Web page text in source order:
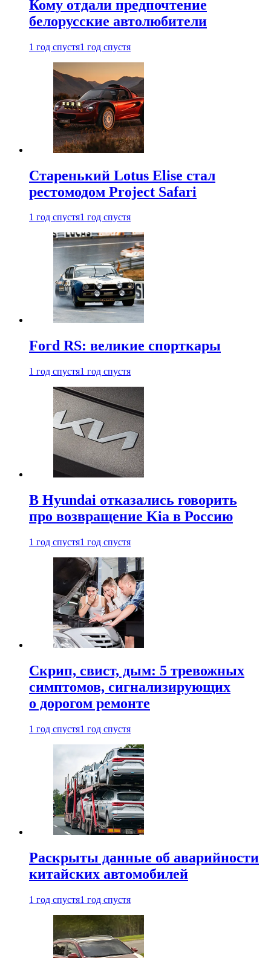
Кому отдали предпочтение
белорусские автолюбители
1 год спустя1 год спустя
Старенький Lotus Elise стал
рестомодом Project Safari
1 год спустя1 год спустя
Ford RS: великие спорткары
1 год спустя1 год спустя
В Hyundai отказались говорить
про возвращение Kia в Россию
1 год спустя1 год спустя
Скрип, свист, дым: 5 тревожных
симптомов, сигнализирующих
о дорогом ремонте
1 год спустя1 год спустя
Раскрыты данные об аварийности
китайских автомобилей
1 год спустя1 год спустя